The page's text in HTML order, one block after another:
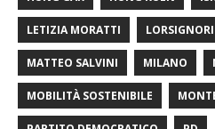
LETIZIA MORATTI LORSIGNORI
MATTEO SALVINI MILANO
MOBILITÀ SOSTENIBILE